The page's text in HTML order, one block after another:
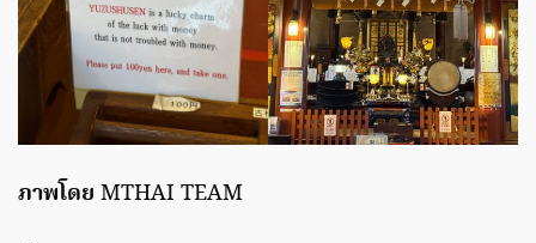
ภาพโดย MTHAI TEAM